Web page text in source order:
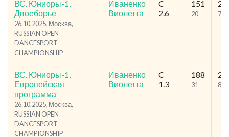
ВС. Юниоры-1,
Двоеборье
26.10.2025, Москва,
RUSSIAN OPEN
DANCESPORT
CHAMPIONSHIP
Иваненко
Виолетта
C
2.6
151
20 71
ВС. Юниоры-1,
Европейская
программа
26.10.2025, Москва,
RUSSIAN OPEN
DANCESPORT
CHAMPIONSHIP
Иваненко
Виолетта
C
1.3
188
31 83